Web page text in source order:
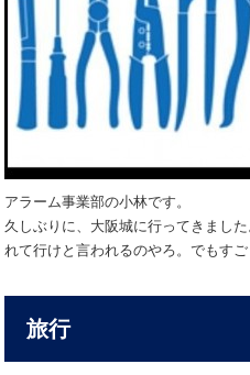
アラーム事業部の小林です。
久しぶりに、大阪城に行ってきまし
れて行けと言われるのやろ。でもすご
旅行